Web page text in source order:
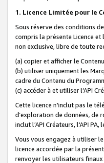
1. Licence Limitée pour le
Sous réserve des conditions de
compris la présente Licence et
non exclusive, libre de toute
(a) copier et afficher le
(b) utiliser uniquement les
cadre du Contenu du
(c) accéder à et utiliser l’API
Cette licence n'inclut pas le
d’exploration de données, de
inclut l’API Créateurs, l’API
Vous vous engagez à utiliser
licence accordée par la
renvoyer les utilisateurs